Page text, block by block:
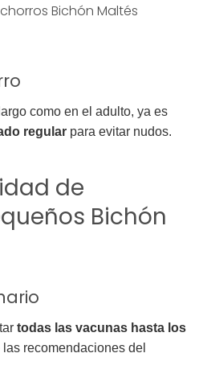
Bichón Maltés
como en el adulto, ya es
regular para evitar nudos.
de
Bichón
todas las vacunas hasta los
recomendaciones del